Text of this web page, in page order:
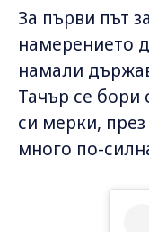
За първи път
намерението
намали
Тачър се бори
си мерки,
много по-